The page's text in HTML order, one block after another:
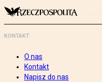
KONTAKT
O nas
Kontakt
Napisz do nas